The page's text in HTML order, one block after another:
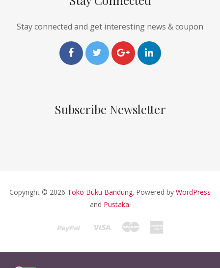
Stay connected and get interesting news & coupon
Subscribe Newsletter
Copyright © 2026 Toko Buku Bandung. Powered by WordPress
and Pustaka.